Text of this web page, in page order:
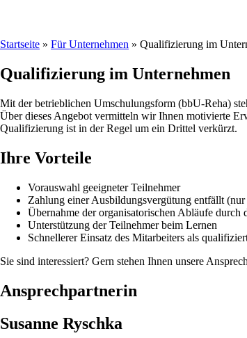
Startseite » Für Unternehmen » Qualifizierung im
Qualifizierung im Unternehmen
Mit der betrieblichen Umschulungsform (bbU-Reha)
Über dieses Angebot vermitteln wir Ihnen motivierte
Qualifizierung ist in der Regel um ein Drittel verkürzt.
Ihre Vorteile
Vorauswahl geeigneter Teilnehmer
Zahlung einer Ausbildungsvergütung entfällt
Übernahme der organisatorischen Abläufe
Unterstützung der Teilnehmer beim Lernen
Schnellerer Einsatz des Mitarbeiters als
Sie sind interessiert? Gern stehen Ihnen unsere
Ansprechpartnerin
Susanne Ryschka